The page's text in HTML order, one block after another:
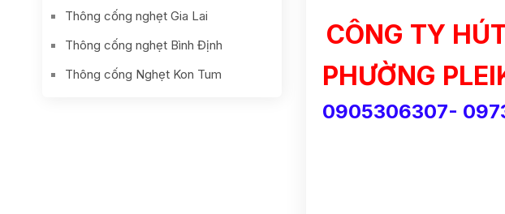
Thông cống nghẹt Gia Lai
Thông cống nghẹt Bình Định
Thông cống Nghẹt Kon Tum
CÔNG TY
PHƯỜNG
0905306307-